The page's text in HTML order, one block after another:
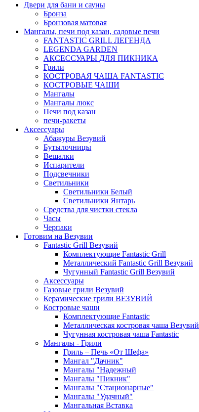
Двери для бани и сауны
Бронза
Бронзовая матовая
Мангалы, печи под казан, садовые печи
FANTASTIC GRILL ЛЕГЕНДА
LEGENDA GARDEN
АКСЕССУАРЫ ДЛЯ ПИКНИКА
Грили
КОСТРОВАЯ ЧАША FANTASTIC
КОСТРОВЫЕ ЧАШИ
Мангалы
Мангалы люкс
Печи под казан
печи-ракеты
Аксессуары
Абажуры Везувий
Бутылочницы
Вешалки
Испарители
Подсвечники
Светильники
Светильники Белый
Светильники Янтарь
Средства для чистки стекла
Часы
Черпаки
Готовим на Везувии
Fantastic Grill Везувий
Комплектующие Fantastic Grill
Металлический Fantastic Grill Везувий
Чугунный Fantastic Grill Везувий
Аксессуары
Газовые грили Везувий
Керамические грили ВЕЗУВИЙ
Костровые чаши
Комплектующие Fantastic
Металлическая костровая чаша Везувий
Чугунная костровая чаша Fantastic
Мангалы - Грили
Гриль – Печь «От Шефа»
Мангал "Дачник"
Мангалы "Надежный
Мангалы "Пикник"
Мангалы "Стационарные"
Мангалы "Удачный"
Мангальная Вставка